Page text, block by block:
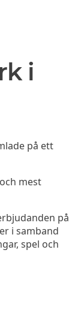
i
på ett
mest
på
i samband
spel och